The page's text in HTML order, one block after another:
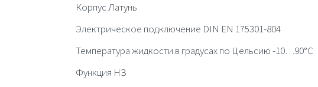
Корпус Латунь
Электрическое подключение DIN EN 175301-804
Температура жидкости в градусах по Цельсию -10…90°C
Функция НЗ